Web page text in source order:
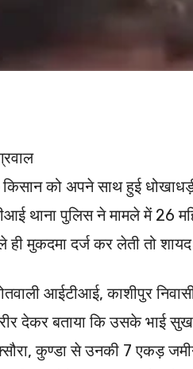
को अपने साथ हुई
थाना पुलिस ने मामले में 26
ही मुकदमा दर्ज कर लेती तो
आईटीआई, काशीपुर
देकर बताया कि उसके भाई
कुण्डा से उनकी 7 एकड़